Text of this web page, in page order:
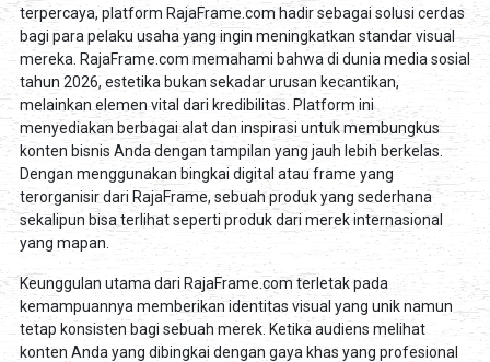
terpercaya, platform RajaFrame.com hadir sebagai solusi cerdas
bagi para pelaku usaha yang ingin meningkatkan standar visual
mereka. RajaFrame.com memahami bahwa di dunia media sosial
tahun 2026, estetika bukan sekadar urusan kecantikan,
melainkan elemen vital dari kredibilitas. Platform ini
menyediakan berbagai alat dan inspirasi untuk membungkus
konten bisnis Anda dengan tampilan yang jauh lebih berkelas.
Dengan menggunakan bingkai digital atau frame yang
terorganisir dari RajaFrame, sebuah produk yang sederhana
sekalipun bisa terlihat seperti produk dari merek internasional
yang mapan.
Keunggulan utama dari RajaFrame.com terletak pada
kemampuannya memberikan identitas visual yang unik namun
tetap konsisten bagi sebuah merek. Ketika audiens melihat
konten Anda yang dibingkai dengan gaya khas yang profesional